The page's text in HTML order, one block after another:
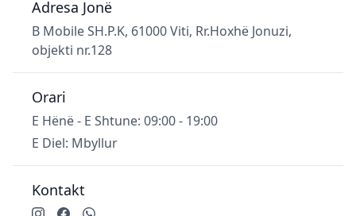
Adresa Jonë
B Mobile SH.P.K, 61000 Viti, Rr.Hoxhë Jonuzi,
objekti nr.128
Orari
E Hënë - E Shtune: 09:00 - 19:00
E Diel: Mbyllur
Kontakt